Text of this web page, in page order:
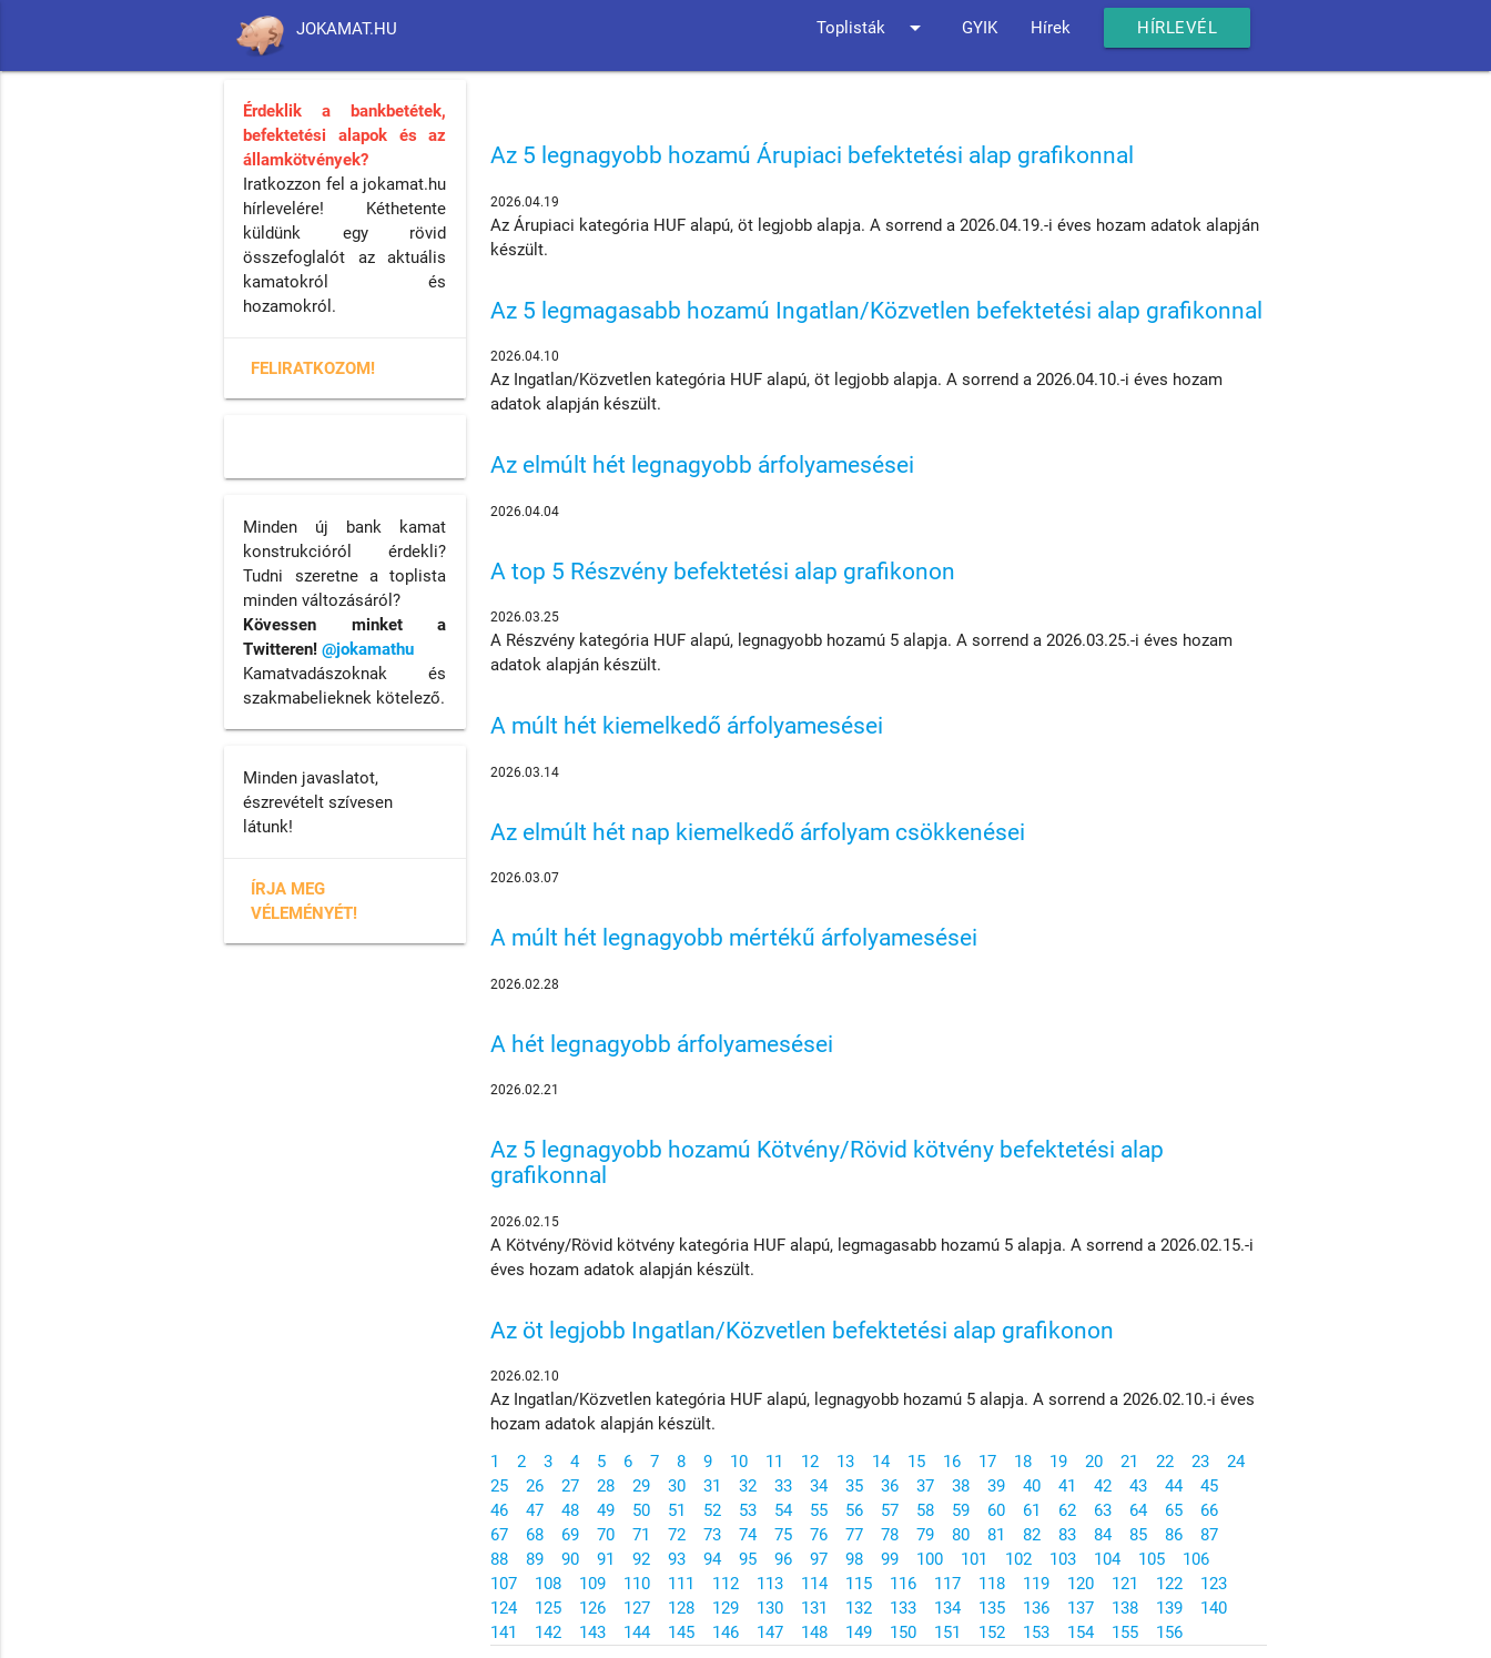
JOKAMAT.HU Toplisták arrow_drop_down GYIK Hírek HÍRLEVÉL
Az 5 legnagyobb hozamú Árupiaci befektetési alap grafikonnal
2026.04.19
Az Árupiaci kategória HUF alapú, öt legjobb alapja. A sorrend a 2026.04.19.-i éves hozam adatok alapján
készült.
Az 5 legmagasabb hozamú Ingatlan/Közvetlen befektetési alap grafikonnal
2026.04.10
Az Ingatlan/Közvetlen kategória HUF alapú, öt legjobb alapja. A sorrend a 2026.04.10.-i éves hozam
adatok alapján készült.
Az elmúlt hét legnagyobb árfolyamesései
2026.04.04
A top 5 Részvény befektetési alap grafikonon
2026.03.25
A Részvény kategória HUF alapú, legnagyobb hozamú 5 alapja. A sorrend a 2026.03.25.-i éves hozam
adatok alapján készült.
A múlt hét kiemelkedő árfolyamesései
2026.03.14
Az elmúlt hét nap kiemelkedő árfolyam csökkenései
2026.03.07
A múlt hét legnagyobb mértékű árfolyamesései
2026.02.28
A hét legnagyobb árfolyamesései
2026.02.21
Az 5 legnagyobb hozamú Kötvény/Rövid kötvény befektetési alap
grafikonnal
2026.02.15
A Kötvény/Rövid kötvény kategória HUF alapú, legmagasabb hozamú 5 alapja. A sorrend a 2026.02.15.-i
éves hozam adatok alapján készült.
Az öt legjobb Ingatlan/Közvetlen befektetési alap grafikonon
2026.02.10
Az Ingatlan/Közvetlen kategória HUF alapú, legnagyobb hozamú 5 alapja. A sorrend a 2026.02.10.-i éves
hozam adatok alapján készült.
1
2 3 4 5 6 7 8 9 10 11 12 13 14 15 16 17 18 19 20 21 22 23
24
25
26 27 28 29 30 31 32 33 34 35 36 37 38 39 40 41 42 43 44
45
46
47 48 49 50 51 52 53 54 55 56 57 58 59 60 61 62 63 64 65
66
67
68 69 70 71 72 73 74 75 76 77 78 79 80 81 82 83 84 85 86
87
88
89 90 91 92 93 94 95 96 97 98 99 100 101 102 103 104 105
106
107
108 109 110 111 112 113 114 115 116 117 118 119 120 121 122
123
124
125 126 127 128 129 130 131 132 133 134 135 136 137 138 139
140
141
142 143 144 145 146 147 148 149 150 151 152 153 154 155 156
Érdeklik a bankbetétek,
befektetési alapok és az
államkötvények?
Iratkozzon fel a jokamat.hu
hírlevelére! Kéthetente
küldünk egy rövid
összefoglalót az aktuális
kamatokról és
hozamokról.
FELIRATKOZOM!
Minden új bank kamat
konstrukcióról érdekli?
Tudni szeretne a toplista
minden változásáról?
Kövessen minket a
Twitteren!@jokamathu
Kamatvadászoknak és
szakmabelieknek kötelező.
Minden javaslatot,
észrevételt szívesen
látunk!
ÍRJA MEG
VÉLEMÉNYÉT!